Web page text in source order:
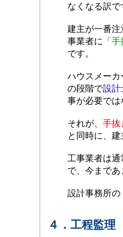
なくなる訳で
建主が一番
事業者に 「
です。
ハウスメー
の段階で設計
事が必要では
それが、 手抜
と同時に、建
工事業者は通
で、今まであ
設計事務所の
４．工程監理